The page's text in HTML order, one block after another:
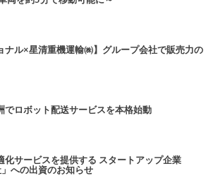
ナル×星清重機運輸㈱】グループ会社で販売力の
でロボット配送サービスを本格始動
化サービスを提供する スタートアップ企業
への出資のお知らせ